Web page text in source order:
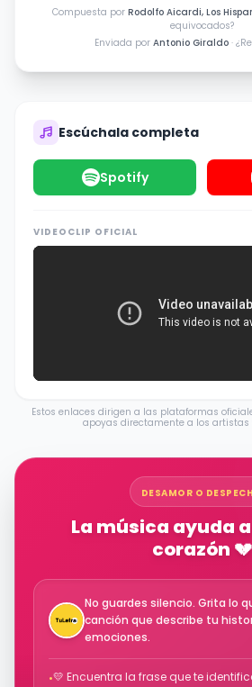
Compuesta por Rodolfo Aicardi, Los
equivocados?
Enviada por Antonio Giraldo ·
Escúchala completa
Spotify
VIDEOCLIP OFICIAL
Estos enlaces dirigen a las plataformas
apoyas directamente a los artistas
DESAMOR O
La música ayuda
corazón 💔
No guardes silencio. Grita lo
canción que describe tu
emociones.
•💛 Encuentra la frase que te